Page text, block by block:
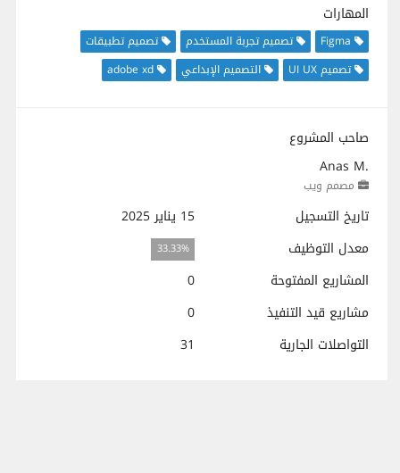
المهارات
Figma تصميم تجربة المستخدم
تصميم تطبيقات
تصميم UI UX
التصميم الإبداعي adobe xd
صاحب المشروع
Anas M.
مصمم ويب
تاريخ التسجيل
15 يناير 2025
معدل التوظيف
33.33%
المشاريع المفتوحة
0
مشاريع قيد التنفيذ
0
التواصلات الجارية
31